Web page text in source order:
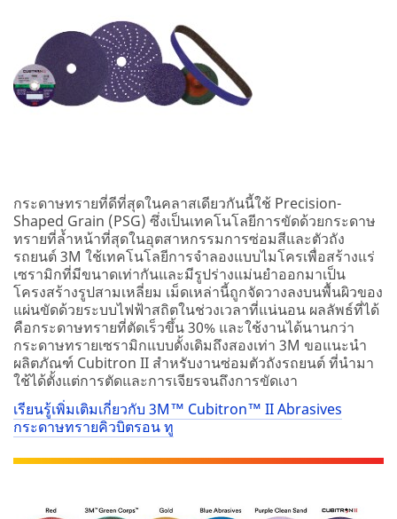
กระดาษทรายที่ดีที่สุดในคลาสเดียวกันนี้ใช้ Precision-
Shaped Grain (PSG) ซึ่งเป็นเทคโนโลยีการขัดด้วยกระดาษ
ทรายที่ล้ำหน้าที่สุดในอุตสาหกรรมการซ่อมสีและตัวถัง
รถยนต์ 3M ใช้เทคโนโลยีการจำลองแบบไมโครเพื่อสร้างแร่
เซรามิกที่มีขนาดเท่ากันและมีรูปร่างแม่นยำออกมาเป็น
โครงสร้างรูปสามเหลี่ยม เม็ดเหล่านี้ถูกจัดวางลงบนพื้นผิวของ
แผ่นขัดด้วยระบบไฟฟ้าสถิตในช่วงเวลาที่แน่นอน ผลลัพธ์ที่ได้
คือกระดาษทรายที่ตัดเร็วขึ้น 30% และใช้งานได้นานกว่า
กระดาษทรายเซรามิกแบบดั้งเดิมถึงสองเท่า 3M ขอแนะนำ
ผลิตภัณฑ์ Cubitron II สำหรับงานซ่อมตัวถังรถยนต์ ที่นำมา
ใช้ได้ตั้งแต่การตัดและการเจียรจนถึงการขัดเงา
เรียนรู้เพิ่มเติมเกี่ยวกับ 3M™ Cubitron™ II Abrasives
กระดาษทรายคิวบิตรอน ทู